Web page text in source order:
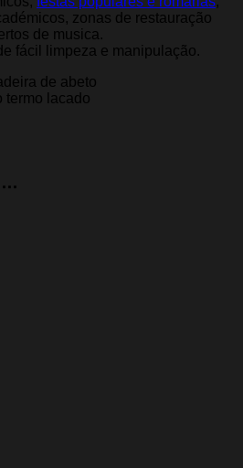
zonas de restauração
de musica.
fácil limpeza e manipulação.
de abeto
termo lacado